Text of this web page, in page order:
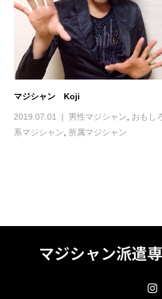
マジシャン Koji
2019.07.01 男性マジシャン
おもし
系マジシャン
所属マジシャン
マジシャン派遣